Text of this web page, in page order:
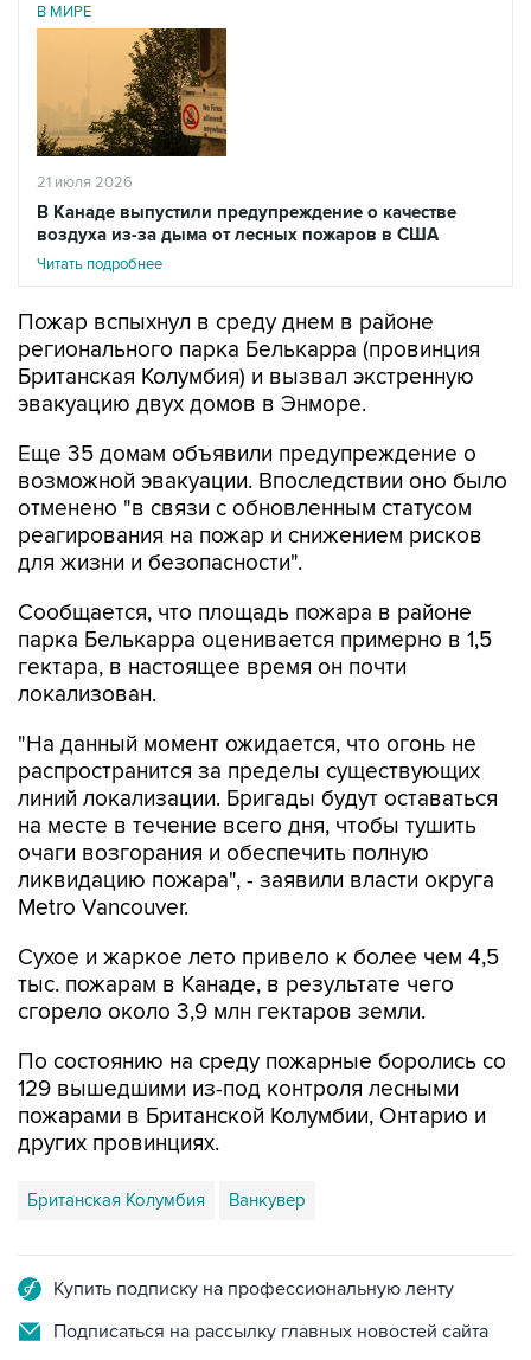
В МИРЕ
21 июля 2026
В Канаде выпустили предупреждение о качестве
воздуха из-за дыма от лесных пожаров в США
Читать подробнее
Пожар вспыхнул в среду днем в районе
регионального парка Белькарра (провинция
Британская Колумбия) и вызвал экстренную
эвакуацию двух домов в Энморе.
Еще 35 домам объявили предупреждение о
возможной эвакуации. Впоследствии оно было
отменено "в связи с обновленным статусом
реагирования на пожар и снижением рисков
для жизни и безопасности".
Сообщается, что площадь пожара в районе
парка Белькарра оценивается примерно в 1,5
гектара, в настоящее время он почти
локализован.
"На данный момент ожидается, что огонь не
распространится за пределы существующих
линий локализации. Бригады будут оставаться
на месте в течение всего дня, чтобы тушить
очаги возгорания и обеспечить полную
ликвидацию пожара", - заявили власти округа
Metro Vancouver.
Сухое и жаркое лето привело к более чем 4,5
тыс. пожарам в Канаде, в результате чего
сгорело около 3,9 млн гектаров земли.
По состоянию на среду пожарные боролись со
129 вышедшими из-под контроля лесными
пожарами в Британской Колумбии, Онтарио и
других провинциях.
Британская Колумбия Ванкувер
Купить подписку на профессиональную ленту
Подписаться на рассылку главных новостей сайта